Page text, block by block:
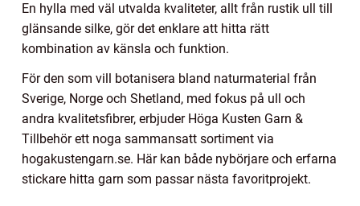
En hylla med väl utvalda kvaliteter, allt från rustik ull till
glänsande silke, gör det enklare att hitta rätt
kombination av känsla och funktion.
För den som vill botanisera bland naturmaterial från
Sverige, Norge och Shetland, med fokus på ull och
andra kvalitetsfibrer, erbjuder Höga Kusten Garn &
Tillbehör ett noga sammansatt sortiment via
hogakustengarn.se. Här kan både nybörjare och erfarna
stickare hitta garn som passar nästa favoritprojekt.